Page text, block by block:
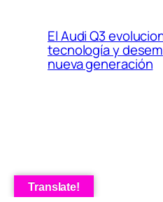
El Audi Q3
tecnología y
nueva generación
Translate!